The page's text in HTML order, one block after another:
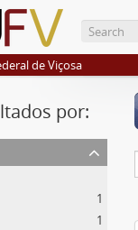
de Viçosa
por:
1
1